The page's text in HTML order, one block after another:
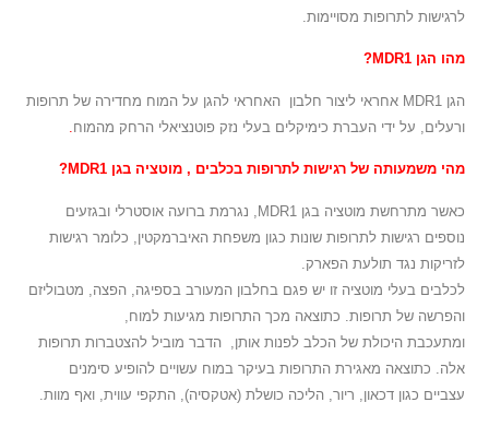
לרגישות לתרופות מסויימות.
מהו הגןMDR1
?
הגן MDR1 אחראי ליצור חלבון האחראי להגן על המוח מחדירה של תרופות
ורעלים, על ידי העברת כימיקלים בעלי נזק פוטנציאלי הרחק מהמוח
מהי משמעותה של רגישות לתרופות בכלבים , מוטציה בגןMDR1
?
כאשר מתרחשת מוטציה בגן MDR1, נגרמת ברועה אוסטרלי ובגזעים
נוספים רגישות לתרופות שונות כגון משפחת האיברמקטין, כלומר רגישות
לזריקות נגד תולעת הפארק.
לכלבים בעלי מוטציה זו יש פגם בחלבון המעורב בספיגה, הפצה, מטבוליזם
והפרשה של תרופות. כתוצאה מכך התרופות מגיעות למוח,
ומתעכבת היכולת של הכלב לפנות אותן, הדבר מוביל להצטברות תרופות
אלה. כתוצאה מאגירת התרופות בעיקר במוח עשויים להופיע סימנים
עצביים כגון דכאון, ריור, הליכה כושלת (אטקסיה), התקפי עווית, ואף מוות.